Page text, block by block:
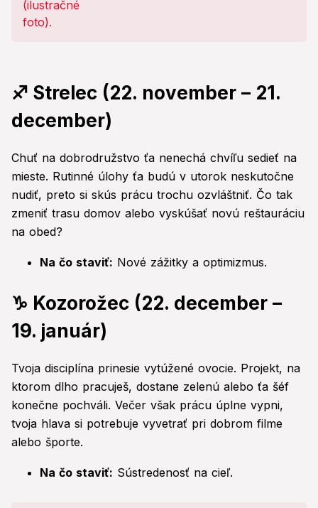
♐ Strelec (22. november – 21.
december)
Chuť na dobrodružstvo ťa nenechá chvíľu sedieť na
mieste. Rutinné úlohy ťa budú v utorok neskutočne
nudiť, preto si skús prácu trochu ozvláštniť. Čo tak
zmeniť trasu domov alebo vyskúšať novú reštauráciu
na obed?
Na čo staviť: Nové zážitky a optimizmus.
♑ Kozorožec (22. december –
19. január)
Tvoja disciplína prinesie vytúžené ovocie. Projekt, na
ktorom dlho pracuješ, dostane zelenú alebo ťa šéf
konečne pochváli. Večer však prácu úplne vypni,
tvoja hlava si potrebuje vyvetrať pri dobrom filme
alebo športe.
Na čo staviť: Sústredenosť na cieľ.